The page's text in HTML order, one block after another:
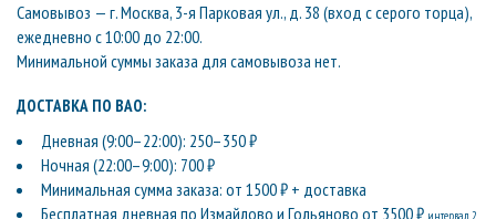
Самовывоз — г. Москва, 3-я Парковая ул., д. 38 (вход с серого торца),
ежедневно с 10:00 до 22:00.
Минимальной суммы заказа для самовывоза нет.
ДОСТАВКА ПО ВАО:
Дневная (9:00–22:00): 250–350 ₽
Ночная (22:00–9:00): 700 ₽
Минимальная сумма заказа: от 1500 ₽ + доставка
Бесплатная дневная по Измайлово и Гольяново от 3500 ₽ интервал 2